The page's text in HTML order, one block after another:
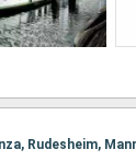
Rudesheim,